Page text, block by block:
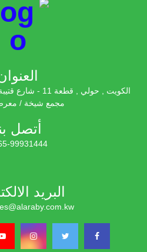
مجمع شيخة /
أتصل
99931444+
البريد